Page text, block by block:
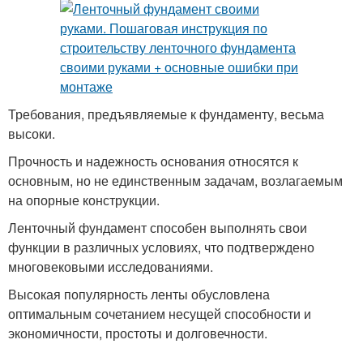
Требования, предъявляемые к фундаменту, весьма
высоки.
Прочность и надежность основания относятся к
основным, но не единственным задачам, возлагаемым
на опорные конструкции.
Ленточный фундамент способен выполнять свои
функции в различных условиях, что подтверждено
многовековыми исследованиями.
Высокая популярность ленты обусловлена
оптимальным сочетанием несущей способности и
экономичности, простоты и долговечности.